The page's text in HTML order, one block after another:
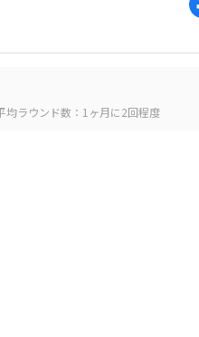
均ラウンド数：1ヶ月に2回程度